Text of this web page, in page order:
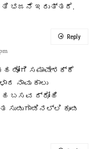
ಭಜನೆ ಇರುತ್ತದೆ.
ಡೋಂಗಿ ಸಮಾವೇಶಕ್ಕೆ
ನಾವು ಕಾಲು
ಬಸವ ದ್ರೋಹಿ
ಸುಡುಗಾಡಿನಲ್ಲಿ ಕೂಡ
Reply